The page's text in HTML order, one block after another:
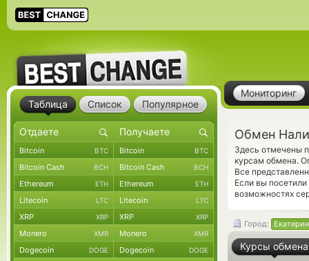
Мониторинг
Обмен
Здесь отмечены
курсам обмена.
Все
Если вы
возможностях
Город:
Курсы обмена
Таблица Список Популярное
Bitcoin BTC Bitcoin BTC
Bitcoin Cash BCH Bitcoin Cash BCH
Ethereum ETH Ethereum ETH
Litecoin LTC Litecoin LTC
XRP XRP XRP XRP
Monero XMR Monero XMR
Dogecoin DOGE Dogecoin DOGE